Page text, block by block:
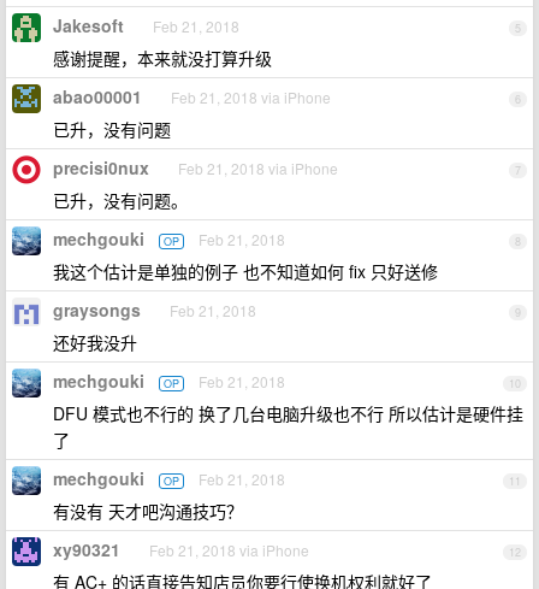
5
Jakesoft Feb 21, 2018
感谢提醒，本来就没打算升级
6
abao00001 Feb 21, 2018 via iPhone
已升，没有问题
7
precisi0nux Feb 21, 2018 via iPhone
已升，没有问题。
8
mechgouki OP Feb 21, 2018
我这个估计是单独的例子 也不知道如何 fix 只好送修
9
graysongs Feb 21, 2018
还好我没升
10
mechgouki OP Feb 21, 2018
DFU 模式也不行的 换了几台电脑升级也不行 所以估计是硬件挂
了
11
mechgouki OP Feb 21, 2018
有没有 天才吧沟通技巧？
12
xy90321 Feb 21, 2018 via iPhone
有 AC+ 的话直接告知店员你要行使换机权利就好了